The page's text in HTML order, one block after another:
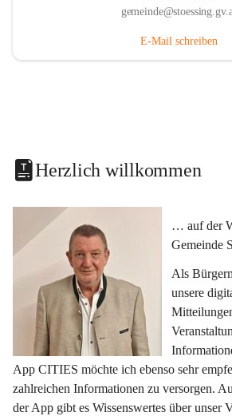
E-Mail schreiben
Herzlich willkommen
… auf der
Gemeinde
Als
unsere
App CITIES möchte ich ebenso sehr
zahlreichen Informationen zu versorgen.
der App gibt es Wissenswertes über unser